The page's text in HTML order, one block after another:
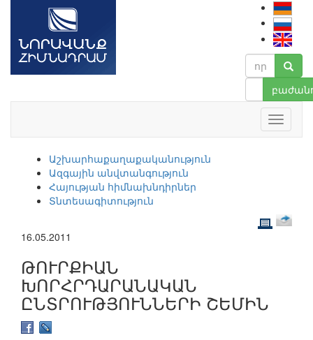
Աշխարհաքաղաքականություն
Ազգային անվտանգություն
Հայության հիմնախնդիրներ
Տնտեսագիտություն
16.05.2011
ԹՈՒՐՔԻԱՆ
ԽՈՐՀՐԴԱՐԱՆԱԿԱՆ
ԸՆՏՐՈՒԹՅՈՒՆՆԵՐԻ ՇԵՄԻՆ